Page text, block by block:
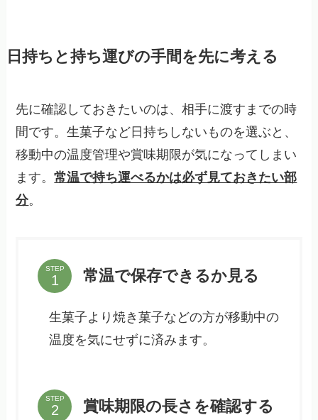
日持ちと持ち運びの手間を先に考える
先に確認しておきたいのは、相手に渡すまでの時
間です。生菓子など日持ちしないものを選ぶと、
移動中の温度管理や賞味期限が気になってしまい
ます。常温で持ち運べるかは必ず見ておきたい部
分。
STEP 常温で保存できるか見る
生菓子より焼き菓子などの方が移動中の
温度を気にせずに済みます。
STEP 賞味期限の長さを確認する